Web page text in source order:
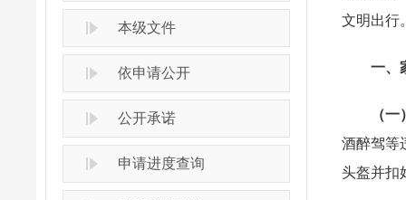
本级文件
依申请公开
公开承诺
申请进度查询
文明出行
一、
（
酒醉驾等
头盔并扣